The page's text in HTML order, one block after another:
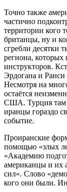
Точно также
частично
территории кого
британцы, ну и
сгребли десятки
региона,
инструкторов.
Эрдогана и
Несмотря на
остаётся
США. Турция там
иранцы гораздо
событие.
Проиранские
помощью «злых
«Академию
американцы и их
сил». Слово
кого они были.